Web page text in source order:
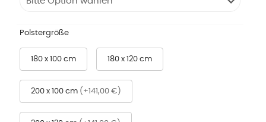
Polstergröße
180 x 100 cm 180 x 120 cm
200 x 100 cm (+141,00 €)